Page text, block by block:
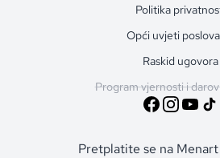
Politika
Opći uvjeti
Raskid ugovora
Program vjernosti i
Pretplatite se na